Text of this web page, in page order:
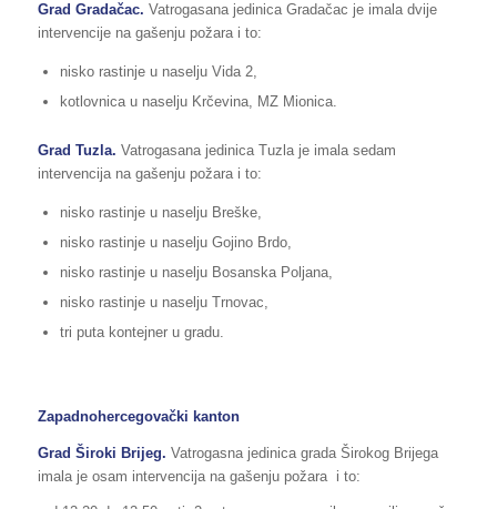
Grad Gradačac. Vatrogasana jedinica Gradačac je imala dvije
intervencije na gašenju požara i to:
nisko rastinje u naselju Vida 2,
kotlovnica u naselju Krčevina, MZ Mionica.
Grad Tuzla. Vatrogasana jedinica Tuzla je imala sedam
intervencija na gašenju požara i to:
nisko rastinje u naselju Breške,
nisko rastinje u naselju Gojino Brdo,
nisko rastinje u naselju Bosanska Poljana,
nisko rastinje u naselju Trnovac,
tri puta kontejner u gradu.
Zapadnohercegovački kanton
Grad Široki Brijeg. Vatrogasna jedinica grada Širokog Brijega
imala je osam intervencija na gašenju požara i to: